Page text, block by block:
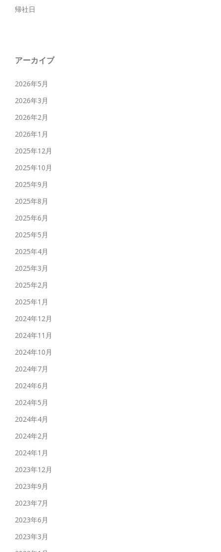
帰社日
アーカイブ
2026年5月
2026年3月
2026年2月
2026年1月
2025年12月
2025年10月
2025年9月
2025年8月
2025年6月
2025年5月
2025年4月
2025年3月
2025年2月
2025年1月
2024年12月
2024年11月
2024年10月
2024年7月
2024年6月
2024年5月
2024年4月
2024年2月
2024年1月
2023年12月
2023年9月
2023年7月
2023年6月
2023年3月